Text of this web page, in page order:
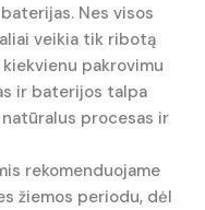
Nes visos
veikia tik ribotą
pakrovimu
ir baterijos talpa
natūralus procesas ir
rekomenduojame
žiemos periodu, dėl